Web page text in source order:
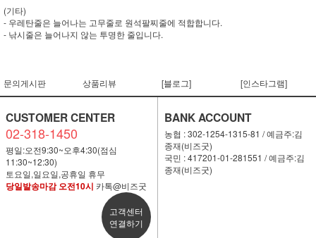
(기타)
- 우레탄줄은 늘어나는 고무줄로 원석팔찌줄에 적합합니다.
- 낚시줄은 늘어나지 않는 투명한 줄입니다.
문의게시판 상품리뷰 [블로그] [인스타그램]
CUSTOMER CENTER
02-318-1450
평일:오전9:30~오후4:30(점심
11:30~12:30)
토요일,일요일,공휴일 휴무
당일발송마감 오전10시 카톡@비즈굿
고객센터
연결하기
BANK ACCOUNT
농협 : 302-1254-1315-81 / 예금주:김
종재(비즈굿)
국민 : 417201-01-281551 / 예금주:김
종재(비즈굿)